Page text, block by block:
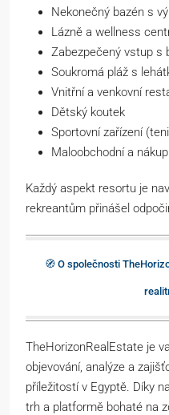
Nekonečný bazén s
Lázně a wellness
Zabezpečený vstup s
Soukromá pláž s
Vnitřní a venkovní
Dětský koutek
Sportovní zařízení
Maloobchodní a
Každý aspekt resortu je
rekreantům přinášel
🧭 O společnosti
TheHorizonRealEstate je
objevování, analýze a
příležitostí v Egyptě. Díky
trh a platformě bohaté na